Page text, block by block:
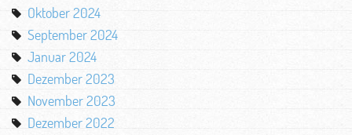
Oktober 2024
September 2024
Januar 2024
Dezember 2023
November 2023
Dezember 2022